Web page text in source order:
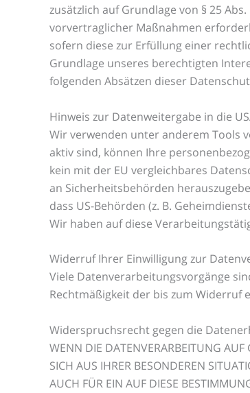
zusätzlich auf Grundlage von § 25
vorvertraglicher Maßnahmen
sofern diese zur Erfüllung einer
Grundlage unseres berechtigten
folgenden Absätzen dieser
Hinweis zur Datenweitergabe in die
Wir verwenden unter anderem Tools
aktiv sind, können Ihre
kein mit der EU vergleichbares
an Sicherheitsbehörden
dass US-Behörden (z. B.
Wir haben auf diese
Widerruf Ihrer Einwilligung zur
Viele Datenverarbeitungsvorgänge
Rechtmäßigkeit der bis zum
Widerspruchsrecht gegen die
WENN DIE DATENVERARBEITUNG AUF
SICH AUS IHRER BESONDEREN
AUCH FÜR EIN AUF DIESE